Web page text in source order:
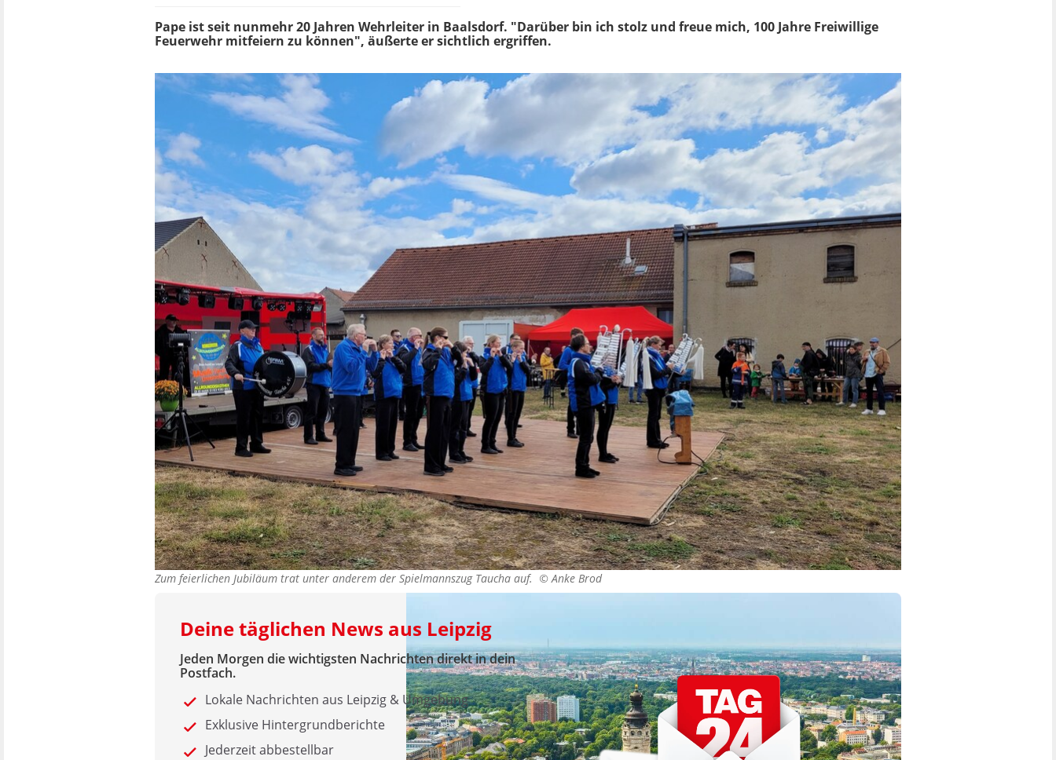
Pape ist seit nunmehr 20 Jahren Wehrleiter in Baalsdorf. "Darüber bin ich stolz und freue mich, 100 Jahre Freiwillige
Feuerwehr mitfeiern zu können", äußerte er sichtlich ergriffen.
Zum feierlichen Jubiläum trat unter anderem der Spielmannszug Taucha auf. ©Anke Brod
Deine täglichen News aus Leipzig
Jeden Morgen die wichtigsten Nachrichten direkt in dein
Postfach.
Lokale Nachrichten aus Leipzig & Umgebung
Exklusive Hintergrundberichte
Jederzeit abbestellbar